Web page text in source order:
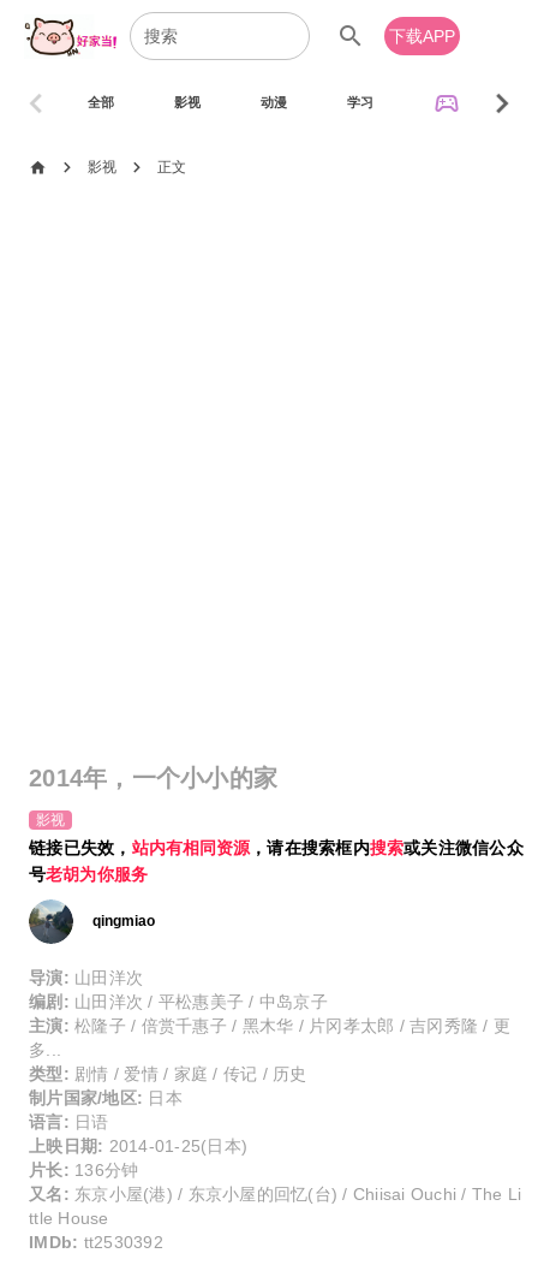
search 下载APP
全部 影视 动漫 学习 sports_esports
chevron_left chevron_right
home chevron_right 影视 chevron_right 正文
2014年，一个小小的家
影视
链接已失效， 站内有相同资源 ，请在搜索框内搜索或关注微信公众
号老胡为你服务
qingmiao
导演: 山田洋次
编剧: 山田洋次 / 平松惠美子 / 中岛京子
主演:松隆子 / 倍赏千惠子 / 黑木华 / 片冈孝太郎 / 吉冈秀隆 / 更
多...
类型: 剧情 / 爱情 / 家庭 / 传记 / 历史
制片国家/地区: 日本
语言: 日语
上映日期: 2014-01-25(日本)
片长: 136分钟
又名: 东京小屋(港) / 东京小屋的回忆(台) / Chiisai Ouchi / The Li
ttle House
IMDb: tt2530392